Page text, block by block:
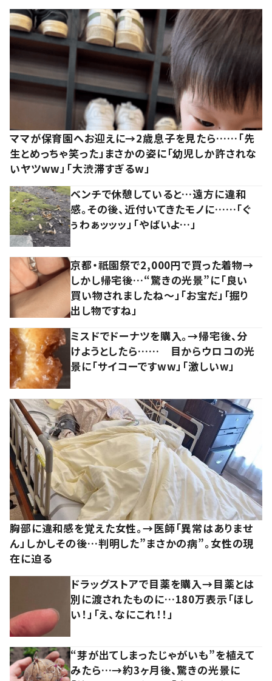
ママが保育園へお迎えに→2歳息子を見たら……「先
生とめっちゃ笑った」まさかの姿に「幼児しか許されな
いヤツww」「大渋滞すぎるw」
ベンチで休憩していると…遠方に違和
感。その後、近付いてきたモノに……「ぐ
ぅわぁッッッ」「やばいよ…」
京都・祇園祭で2,000円で買った着物→
しかし帰宅後…“驚きの光景”に「良い
買い物されましたね～」「お宝だ」「掘り
出し物ですね」
ミスドでドーナツを購入。→帰宅後、分
けようとしたら…… 目からウロコの光
景に「サイコーですww」「激しいw」
胸部に違和感を覚えた女性。→医師「異常はありませ
ん」しかしその後…判明した”まさかの病”。女性の現
在に迫る
ドラッグストアで目薬を購入→目薬とは
別に渡されたものに…180万表示「ほし
い！」「え、なにこれ！！」
“芽が出てしまったじゃがいも”を植えて
みたら…→約3ヶ月後、驚きの光景に